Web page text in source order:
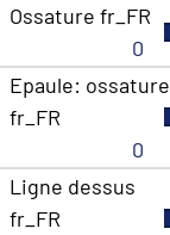
Ossature fr_FR
0
Epaule: ossature
fr_FR
0
Ligne dessus
fr_FR